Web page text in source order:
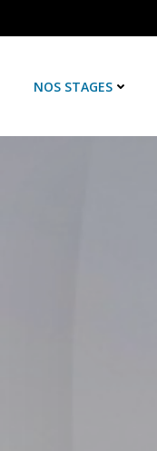
NOS STAGES